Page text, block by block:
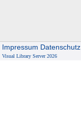
Impressum Datenschutz
Visual Library Server 2026